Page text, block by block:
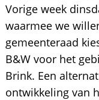
Vorige week
waarmee we
gemeenteraad
B&W voor het
Brink. Een
ontwikkeling van